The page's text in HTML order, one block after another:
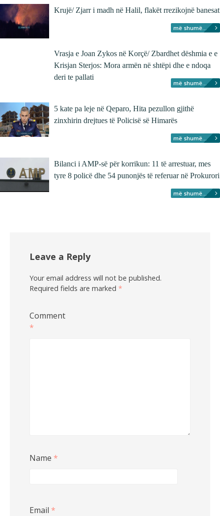
Krujë/ Zjarr i madh në Halil, flakët rrezikojnë banesat
më shumë...
Vrasja e Joan Zykos në Korçë/ Zbardhet dëshmia e e
Krisjan Sterjos: Mora armën në shtëpi dhe e ndoqa
deri te pallati
më shumë...
5 kate pa leje në Qeparo, Hita pezullon gjithë
zinxhirin drejtues të Policisë së Himarës
më shumë...
Bilanci i AMP-së për korrikun: 11 të arrestuar, mes
tyre 8 policë dhe 54 punonjës të referuar në Prokurori
më shumë...
Leave a Reply
Your email address will not be published.
Required fields are marked *
Comment
*
Name *
Email *